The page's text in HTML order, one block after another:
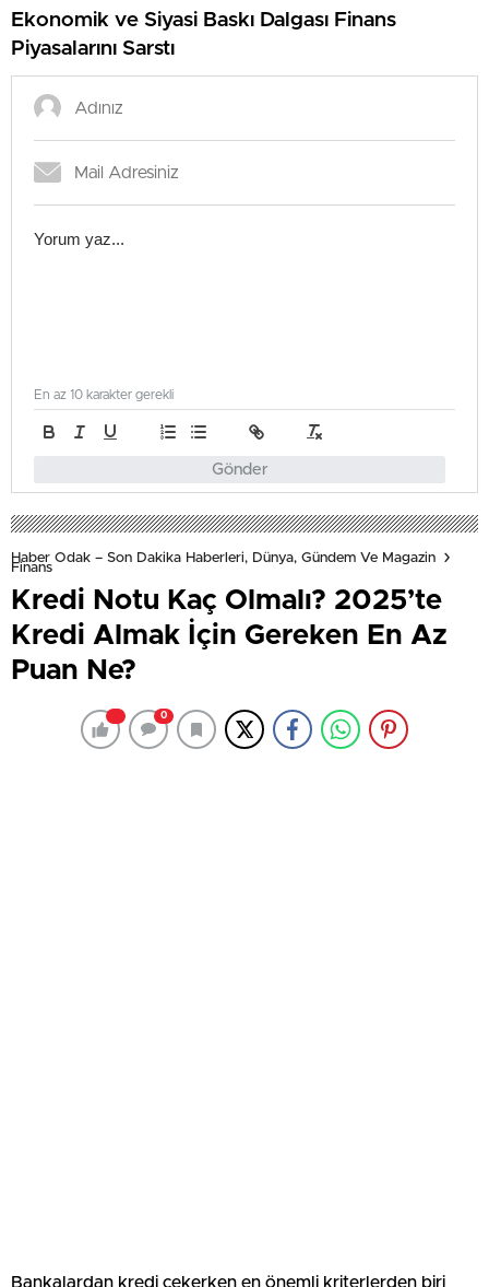
Ekonomik ve Siyasi Baskı Dalgası Finans
Piyasalarını Sarstı
Gönder
En az 10 karakter gerekli
Haber Odak – Son Dakika Haberleri, Dünya, Gündem Ve Magazin
Finans
Kredi Notu Kaç Olmalı? 2025’te
Kredi Almak İçin Gereken En Az
Puan Ne?
0
Bankalardan kredi çekerken en önemli kriterlerden biri